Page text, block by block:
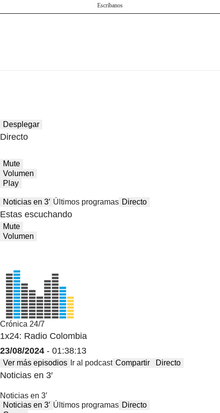
Escríbanos
Desplegar
Directo
Mute
Volumen
Play
Noticias en 3′ Últimos programas Directo
Estas escuchando
Mute
Volumen
Crónica 24/7
1x24: Radio Colombia
23/08/2024 - 01:38:13
Ver más episodios Ir al podcast Compartir Directo
Noticias en 3′
Noticias en 3′
Noticias en 3′ Últimos programas Directo